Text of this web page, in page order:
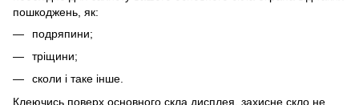
пошкоджень, як:
подряпини;
тріщини;
сколи і таке інше.
Клеючись поверх основного скла дисплея, захисне скло не